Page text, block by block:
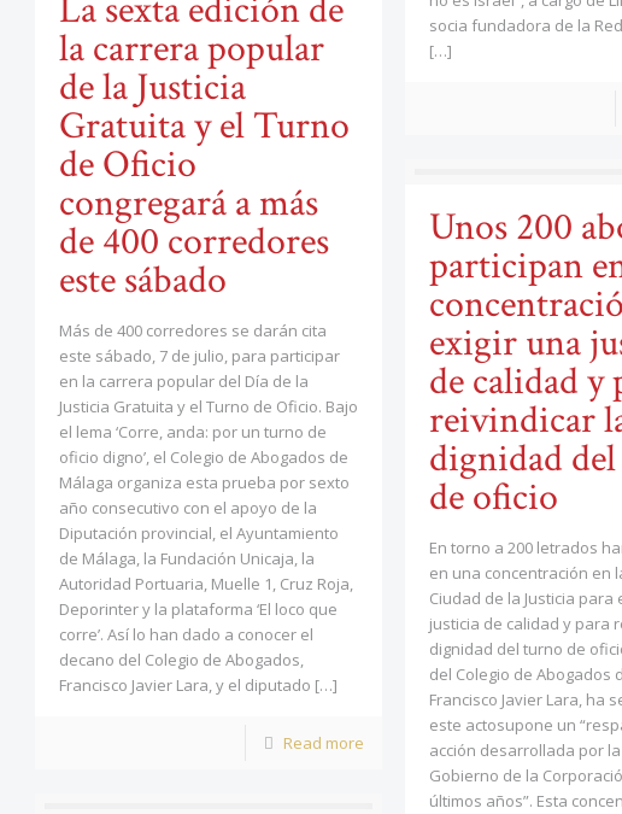
socia fundadora de la
[…]
La sexta edición de
la carrera popular
de la Justicia
Gratuita y el Turno
de Oficio
congregará a más
de 400 corredores
este sábado
Más de 400 corredores se darán cita
este sábado, 7 de julio, para participar
en la carrera popular del Día de la
Justicia Gratuita y el Turno de Oficio. Bajo
el lema ‘Corre, anda: por un turno de
oficio digno’, el Colegio de Abogados de
Málaga organiza esta prueba por sexto
año consecutivo con el apoyo de la
Diputación provincial, el Ayuntamiento
de Málaga, la Fundación Unicaja, la
Autoridad Portuaria, Muelle 1, Cruz Roja,
Deporinter y la plataforma ‘El loco que
corre’. Así lo han dado a conocer el
decano del Colegio de Abogados,
Francisco Javier Lara, y el diputado […]
Read more
Unos 200
participan
exigir una
de calidad y
reivindicar
dignidad
de oficio
En torno a 200 letrados
en una concentración en
Ciudad de la Justicia para
justicia de calidad y para
dignidad del turno de
del Colegio de Abogados
Francisco Javier Lara, ha
este actosupone un
acción desarrollada por la
Gobierno de la
últimos años”. Esta